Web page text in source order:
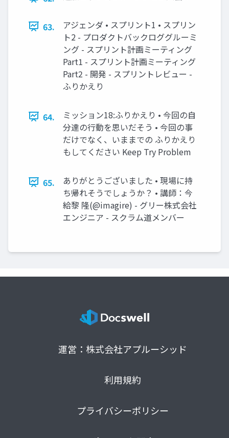
63.
アジェンダ • スプリント1 • スプリン
ト2 - プロダクトバックロググルーミ
ング - スプリント計画ミーティング
Part1 - スプリント計画ミーティング
Part2 - 開発 - スプリントレビュー -
ふりかえり
64.
ミッション18:ふりかえり • 今回の自
分達の行動を思いだそう • 今回の事
だけでなく、いままでの ふりかえり
もしてください Keep Try Problem
65.
ありがとうございました • 現場に持
ち帰れそうでしょうか？ • 講師：今
給黎 隆(@imagire) - グリー株式会社
エンジニア - スクラム道メンバー
運営：株式会社アプルーシッド
利用規約
プライバシーポリシー